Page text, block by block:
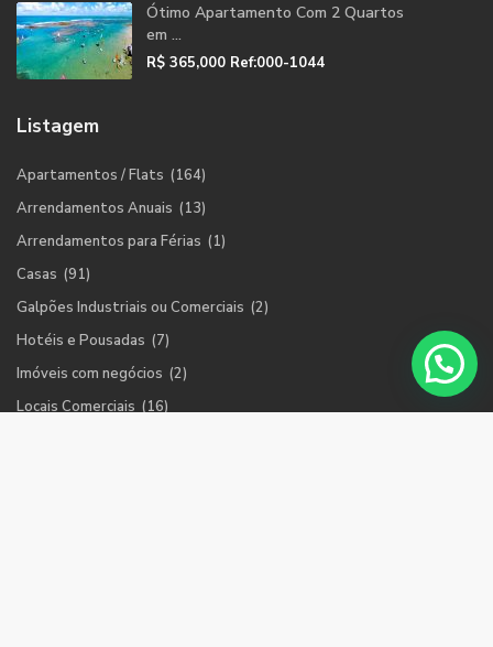
Ótimo Apartamento Com 2 Quartos
em ...
R$ 365,000 Ref:000-1044
Listagem
Apartamentos / Flats (164)
Arrendamentos Anuais (13)
Arrendamentos para Férias (1)
Casas (91)
Galpões Industriais ou Comerciais (2)
Hotéis e Pousadas (7)
Imóveis com negócios (2)
Locais Comerciais (16)